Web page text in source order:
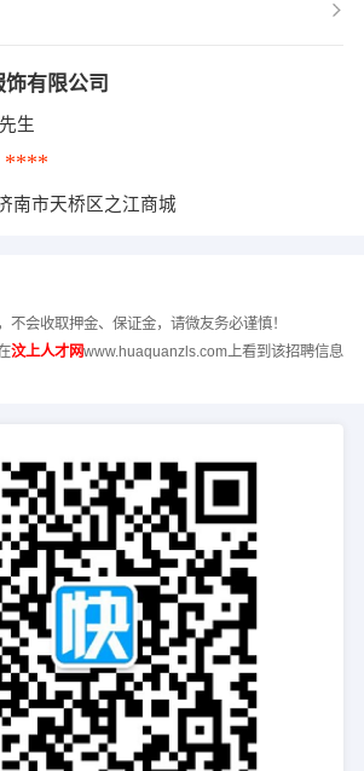
有限公司
生
****
南市天桥区之江商城
不会收取押金、保证金，请微友务必谨慎！
汶上人才网www.huaquanzls.com上看到该招聘信息